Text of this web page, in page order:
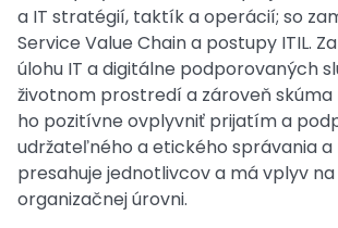
a IT stratégií, taktík a operácií; so
Service Value Chain a postupy ITIL.
úlohu IT a digitálne podporovaných
životnom prostredí a zároveň skúma
ho pozitívne ovplyvniť prijatím a
udržateľného a etického správania a
presahuje jednotlivcov a má vplyv
organizačnej úrovni.